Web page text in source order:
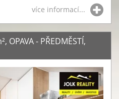
více informací...
, OPAVA - PŘEDMĚSTÍ,